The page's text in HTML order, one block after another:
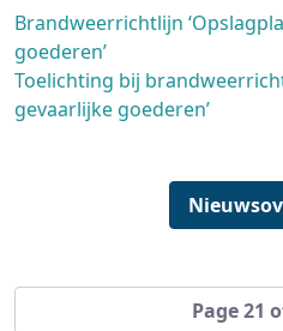
Brandweerrichtlijn
goederen’
Toelichting bij
gevaarlijke goederen’
Page 21